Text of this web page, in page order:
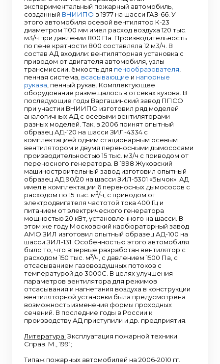
экспериментальный пожарный автомобиль,
созданный ВНИИПО в 1977 на шасси ГАЗ-66. У
этого автомобиля осевой вентилятор К-23
диаметром 1100 мм имел расход воздуха 120 тыс.
м3/ч при давлении 800 Па. Производительность
по пене кратности 800 составляла 12 м3/ч. В
состав АД входили: вентиляторная установка с
приводом от двигателя автомобиля, узлы
трансмиссии, ёмкость для пенообразователя
пенная система, всасывающие и напорные
рукава , пенный рукав. Комплектующее
оборудование размещалось в отсеках кузова. В
последующие годы Варгашинский завод ППСО
при участии ВНИИПО изготовил ряд моделей
аналогичных АД с осевыми вентиляторами
разных моделей. Так, в 2006 принят опытный
образец АД-120 на шасси ЗИЛ-4334 с
комплектацией одним стационарным осевым
вентилятором и двумя переносными дымососами
производительностью 15 тыс. м3/ч с приводом от
переносного генератора. В 1998 Жуковский
машиностроительный завод изготовил опытный
образец АД 90/20 на шасси ЗИЛ-5301 «Бычок». АД
имел в комплектации 6 переносных дымососов с
расходом по 15 тыс. м3/ч, с приводом от
электродвигателя частотой тока 400 Гц и
питанием от электрического генератора
мощностью 20 кВт, установленного на шасси. В
этом же году Московский карбюраторный завод
АМО ЗИЛ изготовил опытный образец АД-100 на
шасси ЗИЛ-131. Особенностью этого автомобиля
было то, что впервые разработан вентилятор с
расходом 150 тыс. м3/ч, с давлением 1500 Па, с
отсасыванием газовоздушных потоков с
температурой до 3000С. В целях улучшения
параметров вентилятора для режимов
отсасывания и нагнетания воздуха в конструкции
вентиляторной установки была предусмотрена
возможность изменения формы проходных
сечений. В последние годы в России к
производству АД приступили и др. предприятия.
Литература: Эксплуатация пожарной техники:
Справ. М., 1991;
Типаж пожарных автомобилей на 2006-2010 гг.